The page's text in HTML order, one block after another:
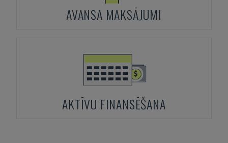
AVANSA MAKSĀJUMI
AKTĪVU FINANSĒŠANA